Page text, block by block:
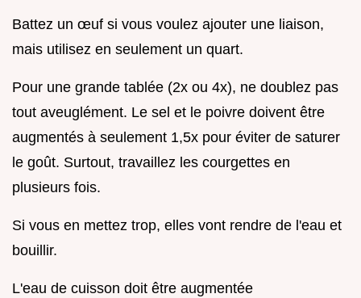
Battez un œuf si vous voulez ajouter une liaison,
mais utilisez en seulement un quart.
Pour une grande tablée (2x ou 4x), ne doublez pas
tout aveuglément. Le sel et le poivre doivent être
augmentés à seulement 1,5x pour éviter de saturer
le goût. Surtout, travaillez les courgettes en
plusieurs fois.
Si vous en mettez trop, elles vont rendre de l'eau et
bouillir.
L'eau de cuisson doit être augmentée